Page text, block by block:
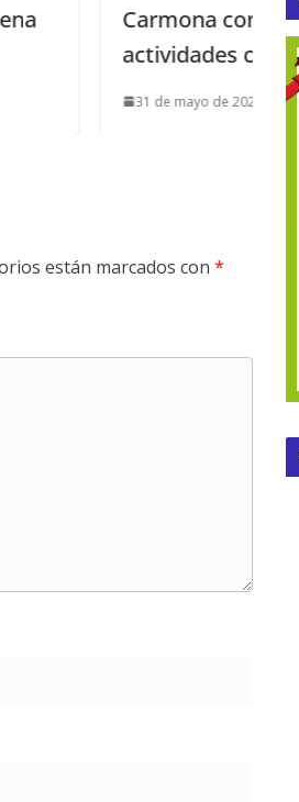
más de treinta
culturales estivales
están marcados con *